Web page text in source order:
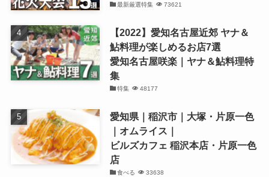
最新厳選特集 73621
【2022】愛知名古屋近郊 ヤナ＆
鮎料理が楽しめるお店7選
愛知名古屋咲楽｜ヤナ＆鮎料理特
集
特集 48177
愛知県｜稲沢市｜大塚・片原一色
｜オムライス｜
ビルズカフェ 稲沢本店・片原一色
店
食べる 33638